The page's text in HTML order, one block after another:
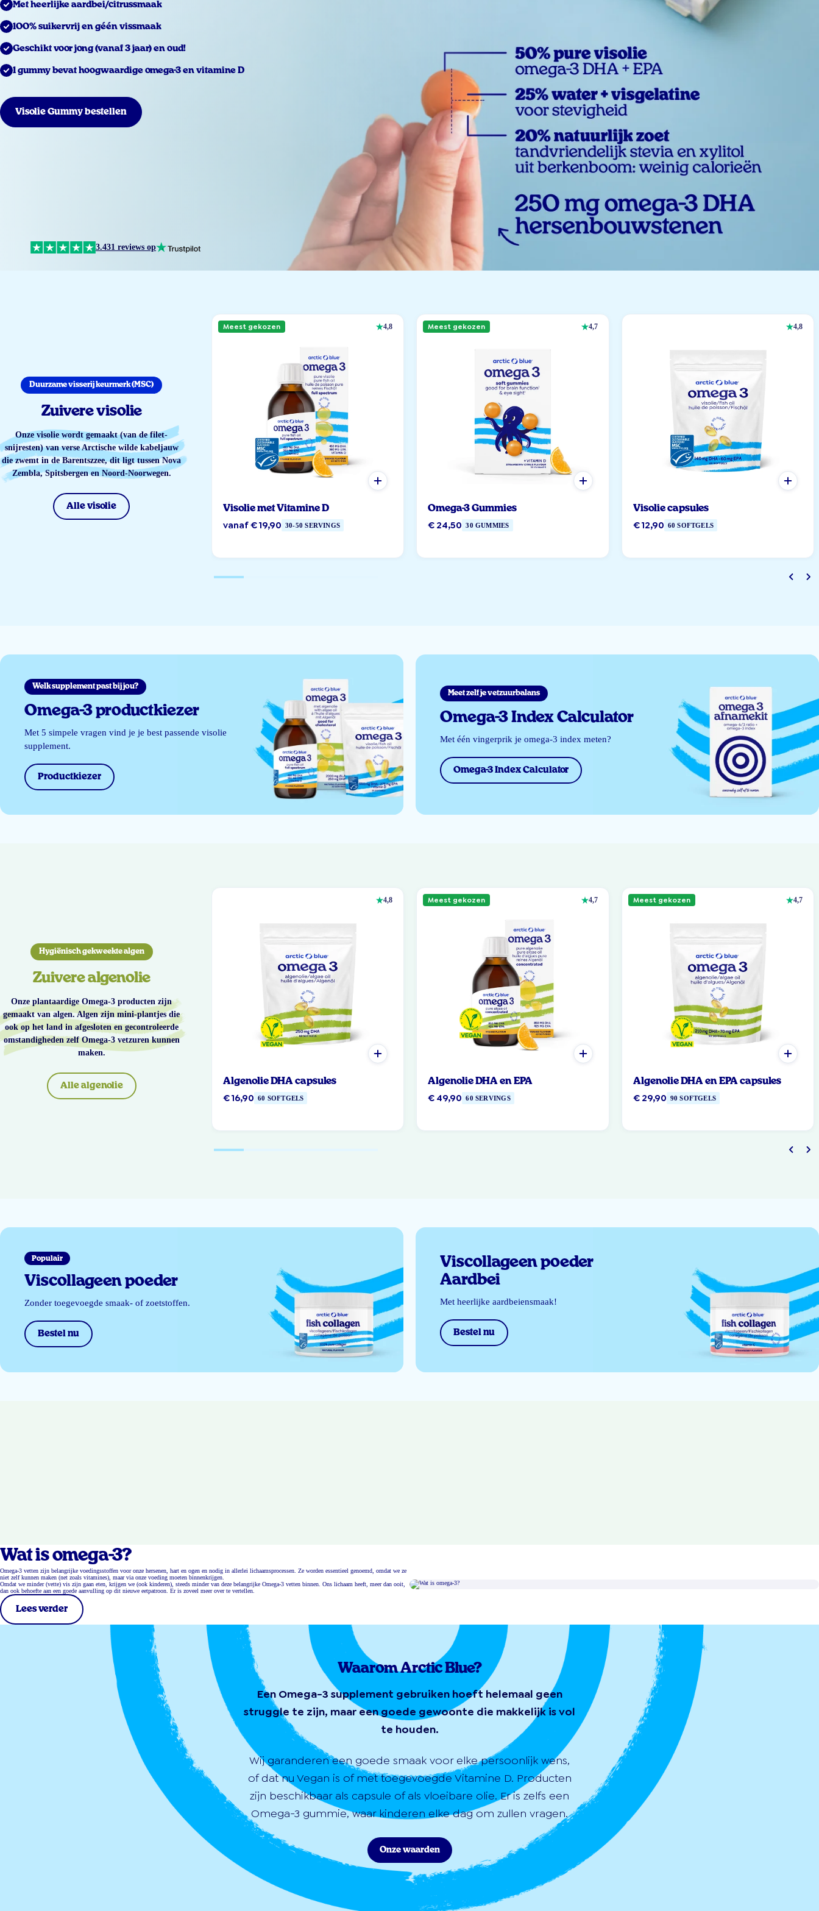
Met heerlijke aardbei/citrussmaak
100% suikervrij en géén vissmaak
Geschikt voor jong (vanaf 3 jaar) en oud!
1 gummy bevat hoogwaardige omega-3 en vitamine D
Visolie Gummy bestellen
3.431 reviews op
Duurzame visserij keurmerk (MSC)
Zuivere visolie
Onze visolie wordt gemaakt (van de filet-
snijresten) van verse Arctische wilde kabeljauw
die zwemt in de Barentszzee, dit ligt tussen Nova
Zembla, Spitsbergen en Noord-Noorwegen.
Alle visolie
Meest gekozen 4,8
Visolie met Vitamine D
vanaf € 19,90 30-50 SERVINGS
Meest gekozen 4,7
Omega-3 Gummies
€ 24,50 30 GUMMIES
4,8
Visolie capsules
€ 12,90 60 SOFTGELS
Welk supplement past bij jou?
Omega-3 productkiezer
Met 5 simpele vragen vind je je best passende visolie
supplement.
Productkiezer
Meet zelf je vetzuurbalans
Omega-3 Index Calculator
Met één vingerprik je omega-3 index meten?
Omega-3 Index Calculator
Hygiënisch gekweekte algen
Zuivere algenolie
Onze plantaardige Omega-3 producten zijn
gemaakt van algen. Algen zijn mini-plantjes die
ook op het land in afgesloten en gecontroleerde
omstandigheden zelf Omega-3 vetzuren kunnen
maken.
Alle algenolie
4,8
Algenolie DHA capsules
€ 16,90 60 SOFTGELS
Meest gekozen 4,7
Algenolie DHA en EPA
€ 49,90 60 SERVINGS
Meest gekozen 4,7
Algenolie DHA en EPA capsules
€ 29,90 90 SOFTGELS
Populair
Viscollageen poeder
Zonder toegevoegde smaak- of zoetstoffen.
Bestel nu
Viscollageen poeder
Aardbei
Met heerlijke aardbeiensmaak!
Bestel nu
Wat is omega-3?
Omega-3 vetten zijn belangrijke voedingsstoffen voor onze hersenen, hart en ogen en nodig in allerlei lichaamsprocessen. Ze worden essentieel genoemd, omdat we ze
niet zelf kunnen maken (net zoals vitamines), maar via onze voeding moeten binnenkrijgen.
Omdat we minder (vette) vis zijn gaan eten, krijgen we (ook kinderen), steeds minder van deze belangrijke Omega-3 vetten binnen. Ons lichaam heeft, meer dan ooit,
dan ook behoefte aan een goede aanvulling op dit nieuwe eetpatroon. Er is zoveel meer over te vertellen.
Lees verder
Waarom Arctic Blue?
Een Omega-3 supplement gebruiken hoeft helemaal geen
struggle te zijn, maar een goede gewoonte die makkelijk is vol
te houden.
Wij garanderen een goede smaak voor elke persoonlijk wens,
of dat nu Vegan is of met toegevoegde Vitamine D. Producten
zijn beschikbaar als capsule of als vloeibare olie. Er is zelfs een
Omega-3 gummie, waar kinderen elke dag om zullen vragen.
Onze waarden